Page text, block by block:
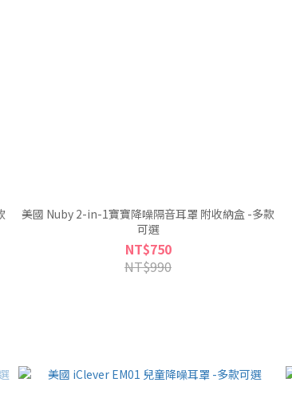
美國 Nuby 2-in-1寶寶降噪隔音耳罩 附收納盒 -多款
可選
NT$750
NT$990